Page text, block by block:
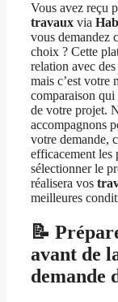
Vous avez reçu
travaux via
vous demandez
choix ? Cette
relation avec
mais c’est votre
comparaison qui
de votre projet.
accompagnons
votre demande,
efficacement les
sélectionner le
réalisera vos
meilleures
📝
avant de
demande